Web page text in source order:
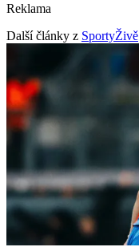
Reklama
Další články z SportyŽivě